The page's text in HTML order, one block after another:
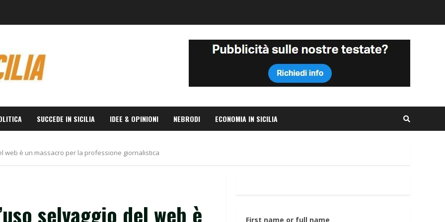
SUCCEDE IN SICILIA IDEE & OPINIONI NEBRODI ECONOMIA IN SICILIA
web è un massacro per la professione giornalistica
selvaggio del web è
First name or full name